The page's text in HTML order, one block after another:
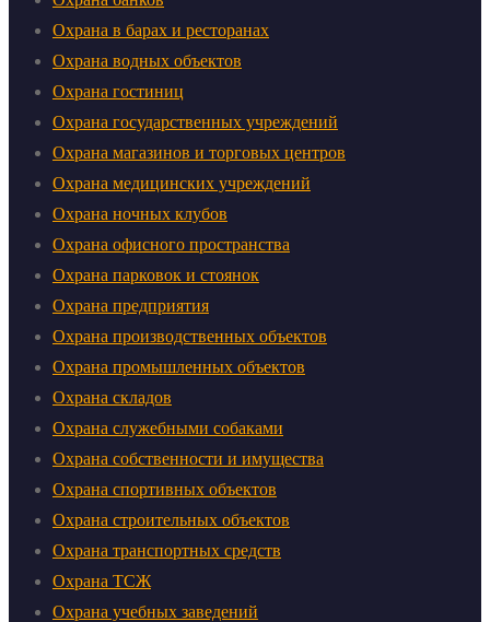
Охрана в барах и ресторанах
Охрана водных объектов
Охрана гостиниц
Охрана государственных учреждений
Охрана магазинов и торговых центров
Охрана медицинских учреждений
Охрана ночных клубов
Охрана офисного пространства
Охрана парковок и стоянок
Охрана предприятия
Охрана производственных объектов
Охрана промышленных объектов
Охрана складов
Охрана служебными собаками
Охрана собственности и имущества
Охрана спортивных объектов
Охрана строительных объектов
Охрана транспортных средств
Охрана ТСЖ
Охрана учебных заведений